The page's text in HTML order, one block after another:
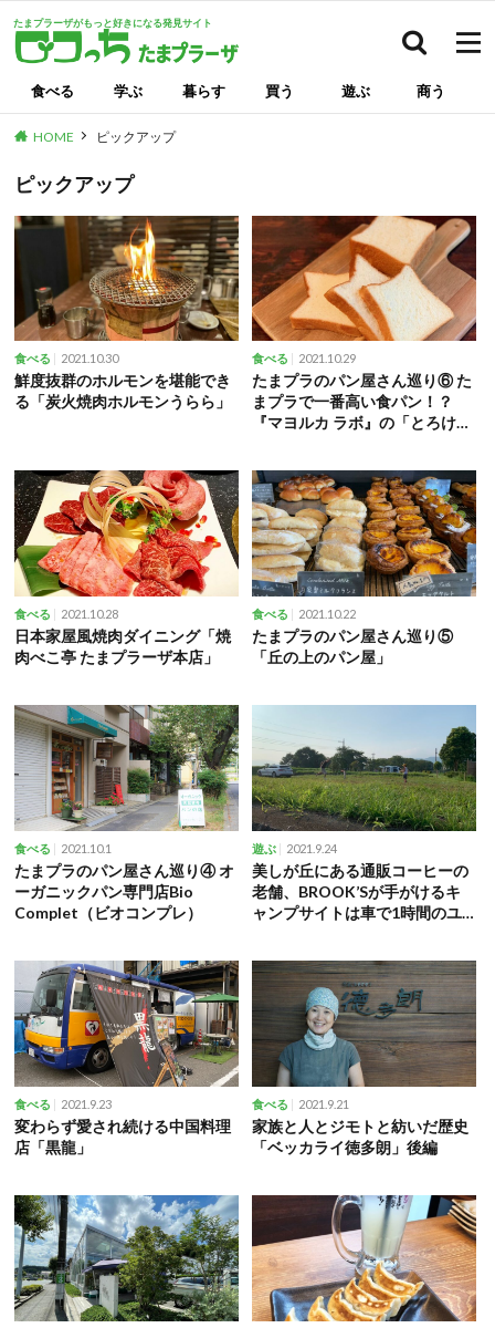
たまプラーザがもっと好きになる発見サイト
食べる 学ぶ 暮らす 買う 遊ぶ 商う
HOME ピックアップ
ピックアップ
食べる 2021.10.30
鮮度抜群のホルモンを堪能でき
る「炭火焼肉ホルモンうらら」
食べる 2021.10.29
たまプラのパン屋さん巡り⑥ た
まプラで一番高い食パン！？
『マヨルカ ラボ』の「とろける
食べる 2021.10.28
日本家屋風焼肉ダイニング「焼
肉べこ亭 たまプラーザ本店」
食べる 2021.10.22
たまプラのパン屋さん巡り⑤
「丘の上のパン屋」
食べる 2021.10.1
たまプラのパン屋さん巡り④ オ
ーガニックパン専門店Bio
Complet（ビオコンプレ）
遊ぶ 2021.9.24
美しが丘にある通販コーヒーの
老舗、BROOK’Sが手がけるキ
ャンプサイトは車で1時間のユ
食べる 2021.9.23
変わらず愛され続ける中国料理
店「黒龍」
食べる 2021.9.21
家族と人とジモトと紡いだ歴史
「ベッカライ徳多朗」後編